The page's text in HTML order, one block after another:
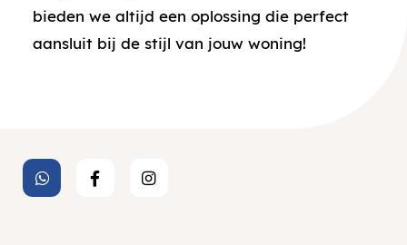
bieden we altijd een oplossing die perfect
aansluit bij de stijl van jouw woning!